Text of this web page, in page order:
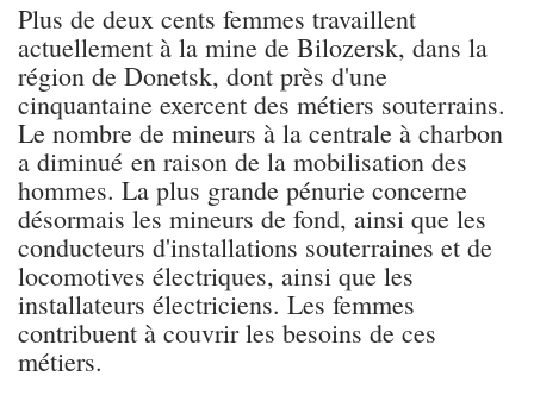
Plus de deux cents femmes travaillent
actuellement à la mine de Bilozersk, dans la
région de Donetsk, dont près d'une
cinquantaine exercent des métiers souterrains.
Le nombre de mineurs à la centrale à charbon
a diminué en raison de la mobilisation des
hommes. La plus grande pénurie concerne
désormais les mineurs de fond, ainsi que les
conducteurs d'installations souterraines et de
locomotives électriques, ainsi que les
installateurs électriciens. Les femmes
contribuent à couvrir les besoins de ces
métiers.